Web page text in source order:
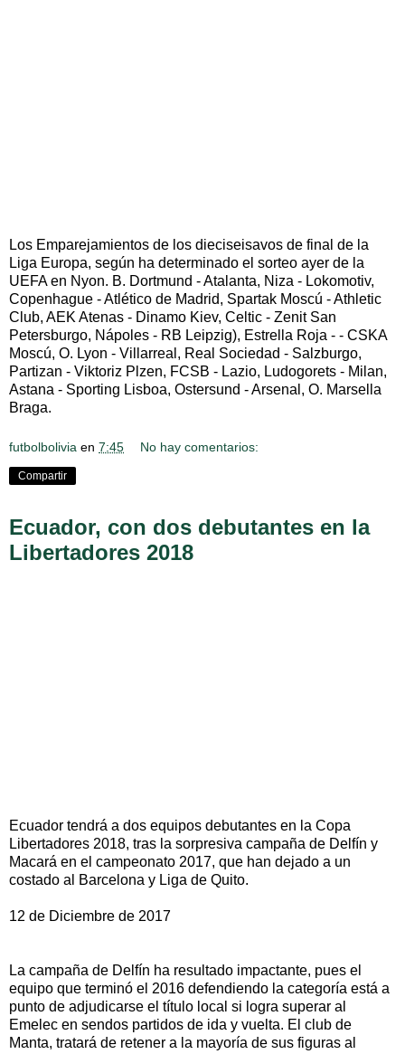
Los Emparejamientos de los dieciseisavos de final de la
Liga Europa, según ha determinado el sorteo ayer de la
UEFA en Nyon. B. Dortmund - Atalanta, Niza - Lokomotiv,
Copenhague - Atlético de Madrid, Spartak Moscú - Athletic
Club, AEK Atenas - Dinamo Kiev, Celtic - Zenit San
Petersburgo, Nápoles - RB Leipzig), Estrella Roja - - CSKA
Moscú, O. Lyon - Villarreal, Real Sociedad - Salzburgo,
Partizan - Viktoriz Plzen, FCSB - Lazio, Ludogorets - Milan,
Astana - Sporting Lisboa, Ostersund - Arsenal, O. Marsella
Braga.
futbolbolivia en 7:45 No hay comentarios:
Compartir
Ecuador, con dos debutantes en la
Libertadores 2018
Ecuador tendrá a dos equipos debutantes en la Copa
Libertadores 2018, tras la sorpresiva campaña de Delfín y
Macará en el campeonato 2017, que han dejado a un
costado al Barcelona y Liga de Quito.
12 de Diciembre de 2017
La campaña de Delfín ha resultado impactante, pues el
equipo que terminó el 2016 defendiendo la categoría está a
punto de adjudicarse el título local si logra superar al
Emelec en sendos partidos de ida y vuelta. El club de
Manta, tratará de retener a la mayoría de sus figuras al